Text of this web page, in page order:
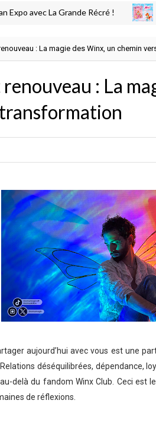
La Grande Récré !
: La magie des Winx, un chemin
: La
aujourd’hui avec vous est une
déséquilibrées, dépendance,
delà du fandom Winx Club. Ceci est
de réflexions.